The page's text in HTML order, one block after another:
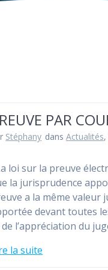
PAR
Stéphany dans Actualités,
loi sur la preuve
la jurisprudence
a la même valeur
devant toutes
l’appréciation du
la suite